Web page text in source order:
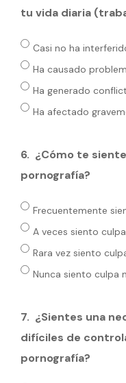
tu vida diaria
Casi no ha
Ha causado
Ha generado
Ha afectado
6. ¿Cómo te
pornografía?
Frecuentemente
A veces siento
Rara vez siento
Nunca siento culpa
7. ⁠¿Sientes una
difíciles de
pornografía?